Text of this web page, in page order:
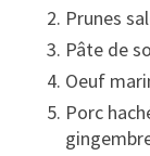
Prunes
Pâte de
Oeuf
Porc